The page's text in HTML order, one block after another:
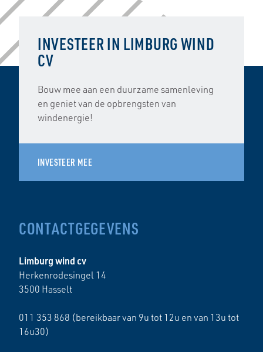
INVESTEER IN LIMBURG WIND
CV
Bouw mee aan een duurzame samenleving
en geniet van de opbrengsten van
windenergie!
INVESTEER MEE
CONTACTGEGEVENS
Limburg wind cv
Herkenrodesingel 14
3500 Hasselt
011 353 868 (bereikbaar van 9u tot 12u en van 13u tot
16u30)